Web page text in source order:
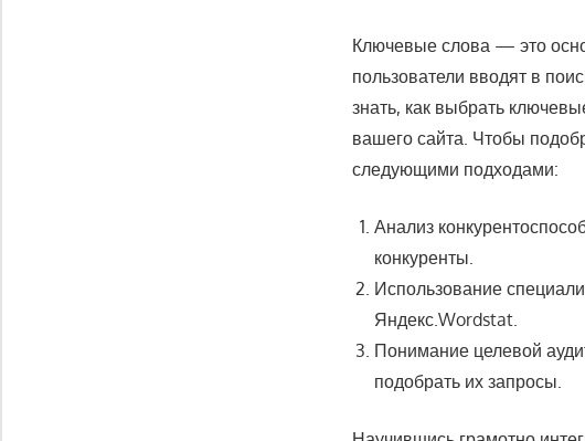
Ключевые слова — это
пользователи вводят в
знать, как выбрать
вашего сайта. Чтобы
следующими подходами:
Анализ
конкуренты.
Использование
Яндекс.Wordstat.
Понимание целевой
подобрать их запросы.